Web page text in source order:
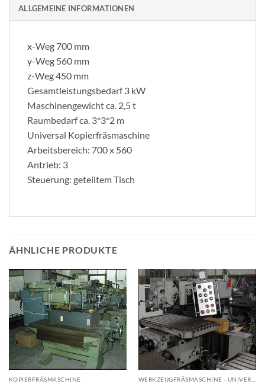
ALLGEMEINE INFORMATIONEN
x-Weg 700 mm
y-Weg 560 mm
z-Weg 450 mm
Gesamtleistungsbedarf 3 kW
Maschinengewicht ca. 2,5 t
Raumbedarf ca. 3*3*2 m
Universal Kopierfräsmaschine
Arbeitsbereich: 700 x 560
Antrieb: 3
Steuerung: geteiltem Tisch
ÄHNLICHE PRODUKTE
KOPIERFRÄSMASCHINE